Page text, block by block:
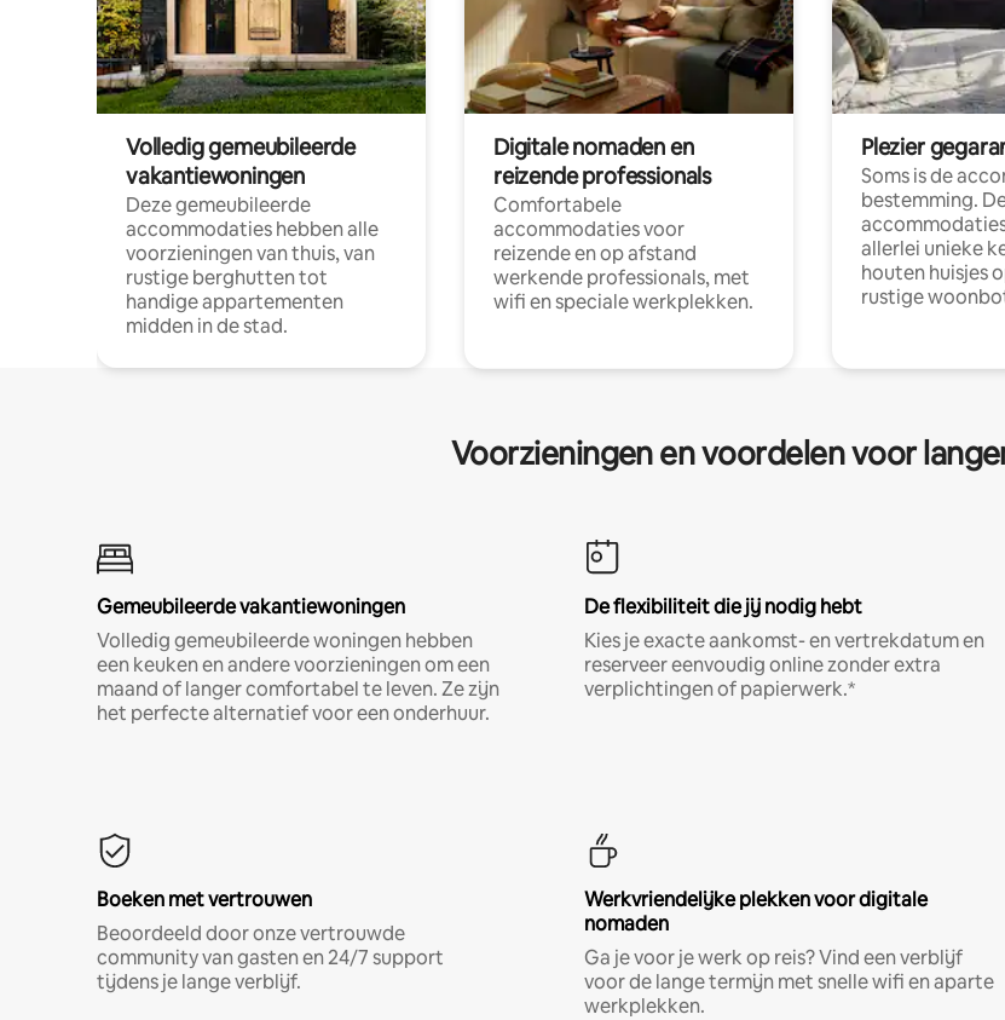
Volledig gemeubileerde
vakantiewoningen
Deze gemeubileerde
accommodaties hebben alle
voorzieningen van thuis, van
rustige berghutten tot
handige appartementen
midden in de stad.
Digitale nomaden en
reizende professionals
Comfortabele
accommodaties voor
reizende en op afstand
werkende professionals, met
wifi en speciale werkplekken.
Plezier
Soms is de
bestemming.
allerlei unieke
houten huisjes
rustige
Voorzieningen en voordelen voor
Gemeubileerde vakantiewoningen
Volledig gemeubileerde woningen hebben
een keuken en andere voorzieningen om een
maand of langer comfortabel te leven. Ze zijn
het perfecte alternatief voor een onderhuur.
De flexibiliteit die jij nodig hebt
Kies je exacte aankomst- en vertrekdatum en
reserveer eenvoudig online zonder extra
verplichtingen of papierwerk.*
Boeken met vertrouwen
Beoordeeld door onze vertrouwde
community van gasten en 24/7 support
tijdens je lange verblijf.
Werkvriendelijke plekken voor digitale
nomaden
Ga je voor je werk op reis? Vind een verblijf
voor de lange termijn met snelle wifi en aparte
werkplekken.